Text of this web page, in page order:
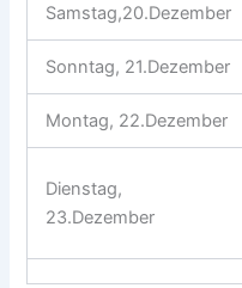
Samstag,20.Dezember
Sonntag, 21.Dezember
Montag, 22.Dezember
Dienstag,
23.Dezember